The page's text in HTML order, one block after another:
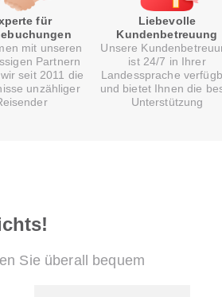
für
mit unseren
Partnern
seit 2011 die
unzähliger
Liebevolle
Kundenbetreuung
Unsere
ist 24/7 in Ihrer
Landessprache
und bietet Ihnen die
Unterstützung
Sie überall bequem